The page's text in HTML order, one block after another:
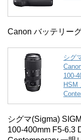
Canon バッテリー
シグ
100-
HSM
シグマ(Sigma)
100-400mm F5-6.3